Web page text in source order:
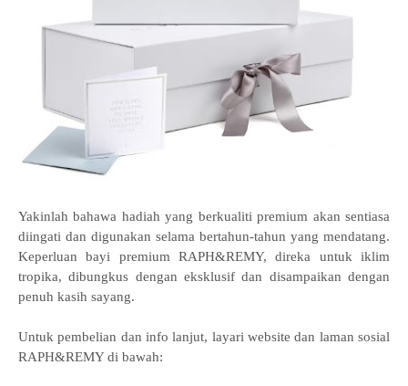
Yakinlah bahawa hadiah yang berkualiti premium akan sentiasa
diingati dan digunakan selama bertahun-tahun yang mendatang.
Keperluan bayi premium RAPH&REMY, direka untuk iklim
tropika, dibungkus dengan eksklusif dan disampaikan dengan
penuh kasih sayang.
Untuk pembelian dan info lanjut, layari website dan laman sosial
RAPH&REMY di bawah: